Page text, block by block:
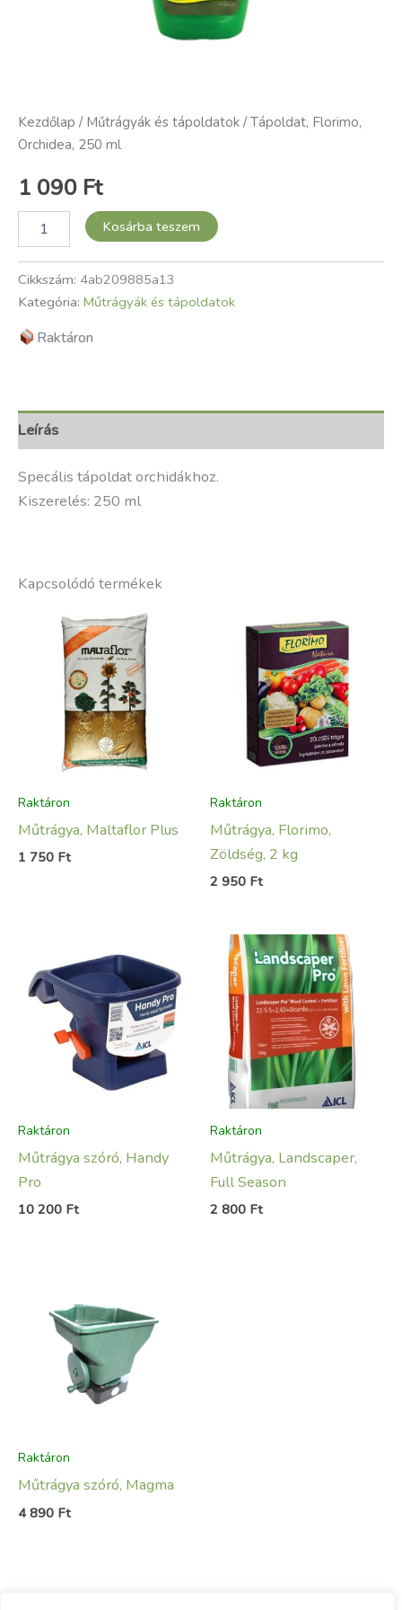
Kezdőlap / Műtrágyák és tápoldatok / Tápoldat, Florimo,
Orchidea, 250 ml
1 090 Ft
Kosárba teszem
Cikkszám: 4ab209885a13
Kategória: Műtrágyák és tápoldatok
Raktáron
Leírás
Specális tápoldat orchidákhoz.
Kiszerelés: 250 ml
Kapcsolódó termékek
Raktáron
Műtrágya, Maltaflor Plus
1 750 Ft
Raktáron
Műtrágya, Florimo,
Zöldség, 2 kg
2 950 Ft
Raktáron
Műtrágya szóró, Handy
Pro
10 200 Ft
Raktáron
Műtrágya, Landscaper,
Full Season
2 800 Ft
Raktáron
Műtrágya szóró, Magma
4 890 Ft